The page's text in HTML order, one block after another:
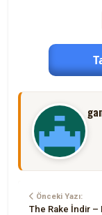
Önceki Yazı:
The Rake İndir –